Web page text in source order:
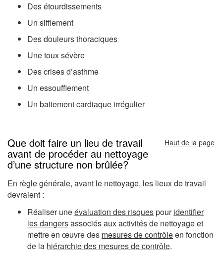
Des étourdissements
Un sifflement
Des douleurs thoraciques
Une toux sévère
Des crises d’asthme
Un essoufflement
Un battement cardiaque irrégulier
Que doit faire un lieu de travail
avant de procéder au nettoyage
d’une structure non brûlée?
Haut de la page
En règle générale, avant le nettoyage, les lieux de travail
devraient :
Réaliser uneévaluation des risquespouridentifier
les dangersassociés aux activités de nettoyage et
mettre en œuvre des mesures de contrôleen fonction
de la hiérarchie des mesures de contrôle.